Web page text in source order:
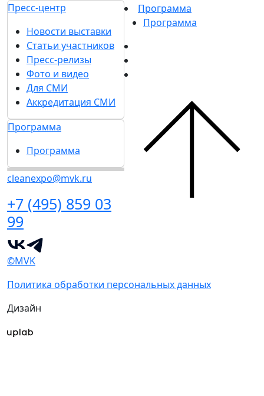
Пресс-центр
Новости выставки
Статьи участников
Пресс-релизы
Фото и видео
Для СМИ
Аккредитация СМИ
Программа
Программа
cleanexpo@mvk.ru
+7 (495) 859 03
99
Программа
Программа
©MVK
Политика обработки персональных данных
Дизайн